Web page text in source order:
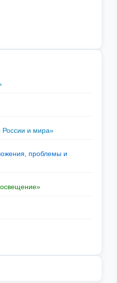
России и мира»
проблемы и